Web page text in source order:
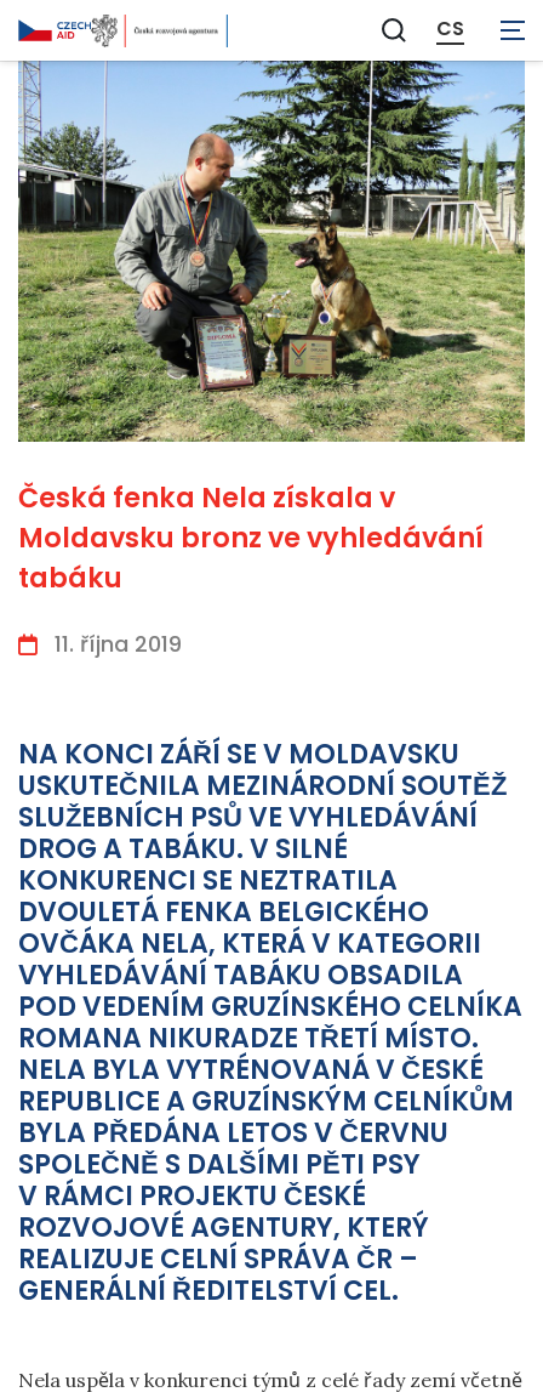
Zobrazit
vyhledávání
CS
Česká fenka Nela získala v
Moldavsku bronz ve vyhledávání
tabáku
11. října 2019
NA KONCI ZÁŘÍ SE V MOLDAVSKU
USKUTEČNILA MEZINÁRODNÍ SOUTĚŽ
SLUŽEBNÍCH PSŮ VE VYHLEDÁVÁNÍ
DROG A TABÁKU. V SILNÉ
KONKURENCI SE NEZTRATILA
DVOULETÁ FENKA BELGICKÉHO
OVČÁKA NELA, KTERÁ V KATEGORII
VYHLEDÁVÁNÍ TABÁKU OBSADILA
POD VEDENÍM GRUZÍNSKÉHO CELNÍKA
ROMANA NIKURADZE TŘETÍ MÍSTO.
NELA BYLA VYTRÉNOVANÁ V ČESKÉ
REPUBLICE A GRUZÍNSKÝM CELNÍKŮM
BYLA PŘEDÁNA LETOS V ČERVNU
SPOLEČNĚ S DALŠÍMI PĚTI PSY
V RÁMCI PROJEKTU ČESKÉ
ROZVOJOVÉ AGENTURY, KTERÝ
REALIZUJE CELNÍ SPRÁVA ČR –
GENERÁLNÍ ŘEDITELSTVÍ CEL.
Nela uspěla v konkurenci týmů z celé řady zemí včetně